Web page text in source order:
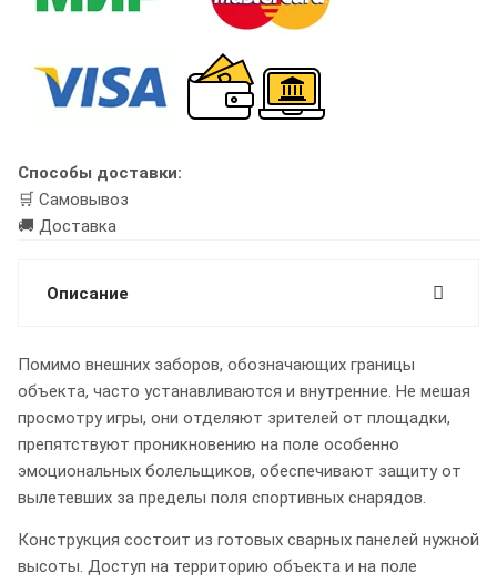
Способы доставки:
🛒 Самовывоз
🚚 Доставка
Описание
Помимо внешних заборов, обозначающих границы
объекта, часто устанавливаются и внутренние. Не мешая
просмотру игры, они отделяют зрителей от площадки,
препятствуют проникновению на поле особенно
эмоциональных болельщиков, обеспечивают защиту от
вылетевших за пределы поля спортивных снарядов.
Конструкция состоит из готовых сварных панелей нужной
высоты. Доступ на территорию объекта и на поле